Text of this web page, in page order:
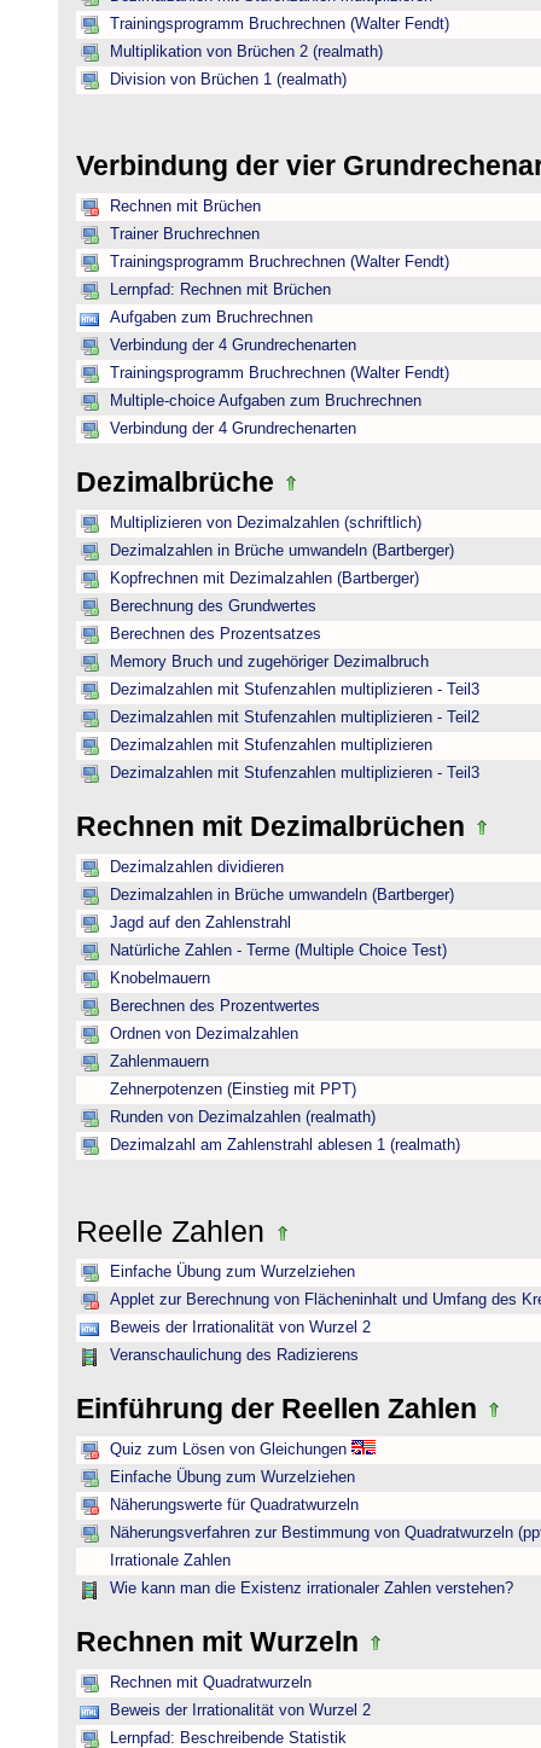
Trainingsprogramm Bruchrechnen (Walter Fendt)
Multiplikation von Brüchen 2 (realmath)
Division von Brüchen 1 (realmath)
Verbindung der vier
Rechnen mit Brüchen
Trainer Bruchrechnen
Trainingsprogramm Bruchrechnen (Walter Fendt)
Lernpfad: Rechnen mit Brüchen
Aufgaben zum Bruchrechnen
Verbindung der 4 Grundrechenarten
Trainingsprogramm Bruchrechnen (Walter Fendt)
Multiple-choice Aufgaben zum Bruchrechnen
Verbindung der 4 Grundrechenarten
Dezimalbrüche
Multiplizieren von Dezimalzahlen (schriftlich)
Dezimalzahlen in Brüche umwandeln (Bartberger)
Kopfrechnen mit Dezimalzahlen (Bartberger)
Berechnung des Grundwertes
Berechnen des Prozentsatzes
Memory Bruch und zugehöriger Dezimalbruch
Dezimalzahlen mit Stufenzahlen multiplizieren - Teil3
Dezimalzahlen mit Stufenzahlen multiplizieren - Teil2
Dezimalzahlen mit Stufenzahlen multiplizieren
Dezimalzahlen mit Stufenzahlen multiplizieren - Teil3
Rechnen mit Dezimalbrüchen
Dezimalzahlen dividieren
Dezimalzahlen in Brüche umwandeln (Bartberger)
Jagd auf den Zahlenstrahl
Natürliche Zahlen - Terme (Multiple Choice Test)
Knobelmauern
Berechnen des Prozentwertes
Ordnen von Dezimalzahlen
Zahlenmauern
Zehnerpotenzen (Einstieg mit PPT)
Runden von Dezimalzahlen (realmath)
Dezimalzahl am Zahlenstrahl ablesen 1 (realmath)
Reelle Zahlen
Einfache Übung zum Wurzelziehen
Applet zur Berechnung von Flächeninhalt und Umfang des
Beweis der Irrationalität von Wurzel 2
Veranschaulichung des Radizierens
Einführung der Reellen Zahlen
Quiz zum Lösen von Gleichungen
Einfache Übung zum Wurzelziehen
Näherungswerte für Quadratwurzeln
Näherungsverfahren zur Bestimmung von Quadratwurzeln
Irrationale Zahlen
Wie kann man die Existenz irrationaler Zahlen verstehen?
Rechnen mit Wurzeln
Rechnen mit Quadratwurzeln
Beweis der Irrationalität von Wurzel 2
Lernpfad: Beschreibende Statistik